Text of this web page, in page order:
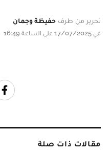
تحرير من طرف حفيظة وجمان
في 17/07/2025 على الساعة 16:49
مقالات ذات صلة